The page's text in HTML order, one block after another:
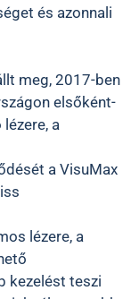
és azonnali
meg, 2017-ben
elsőként-
a
a VisuMax
lézere, a
kezelést teszi